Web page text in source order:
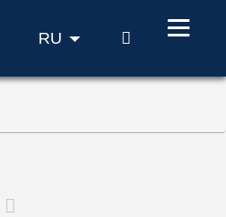
RU ПОИСК